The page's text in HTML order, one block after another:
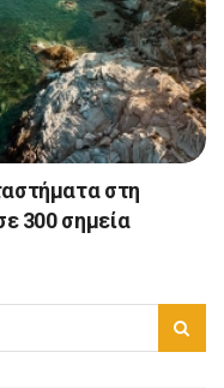
στη
300 σημεία